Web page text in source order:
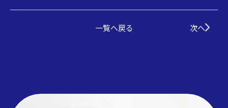
一覧へ戻る 次へ